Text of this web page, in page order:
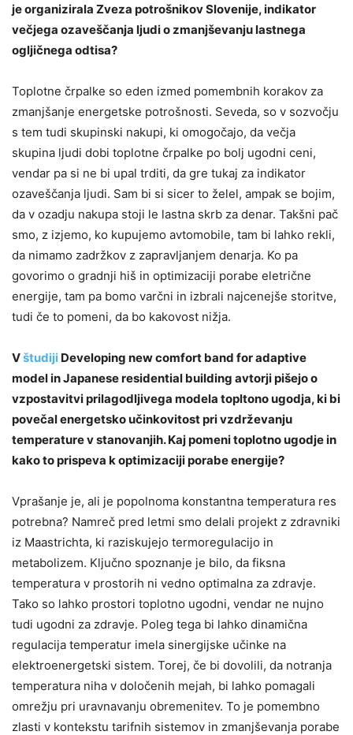
je organizirala Zveza potrošnikov Slovenije, indikator
večjega ozaveščanja ljudi o zmanjševanju lastnega
ogljičnega odtisa?
Toplotne črpalke so eden izmed pomembnih korakov za
zmanjšanje energetske potrošnosti. Seveda, so v sozvočju
s tem tudi skupinski nakupi, ki omogočajo, da večja
skupina ljudi dobi toplotne črpalke po bolj ugodni ceni,
vendar pa si ne bi upal trditi, da gre tukaj za indikator
ozaveščanja ljudi. Sam bi si sicer to želel, ampak se bojim,
da v ozadju nakupa stoji le lastna skrb za denar. Takšni pač
smo, z izjemo, ko kupujemo avtomobile, tam bi lahko rekli,
da nimamo zadržkov z zapravljanjem denarja. Ko pa
govorimo o gradnji hiš in optimizaciji porabe eletrične
energije, tam pa bomo varčni in izbrali najcenejše storitve,
tudi če to pomeni, da bo kakovost nižja.
Vštudiji Developing new comfort band for adaptive
model in Japanese residential building avtorji pišejo o
vzpostavitvi prilagodljivega modela topltono ugodja, ki bi
povečal energetsko učinkovitost pri vzdrževanju
temperature v stanovanjih. Kaj pomeni toplotno ugodje in
kako to prispeva k optimizaciji porabe energije?
Vprašanje je, ali je popolnoma konstantna temperatura res
potrebna? Namreč pred letmi smo delali projekt z zdravniki
iz Maastrichta, ki raziskujejo termoregulacijo in
metabolizem. Ključno spoznanje je bilo, da fiksna
temperatura v prostorih ni vedno optimalna za zdravje.
Tako so lahko prostori toplotno ugodni, vendar ne nujno
tudi ugodni za zdravje. Poleg tega bi lahko dinamična
regulacija temperatur imela sinergijske učinke na
elektroenergetski sistem. Torej, če bi dovolili, da notranja
temperatura niha v določenih mejah, bi lahko pomagali
omrežju pri uravnavanju obremenitev. To je pomembno
zlasti v kontekstu tarifnih sistemov in zmanjševanja porabe